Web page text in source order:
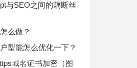
与SEO之间的藕断丝
么做？
型能怎么优化一下？
域名证书加密（图